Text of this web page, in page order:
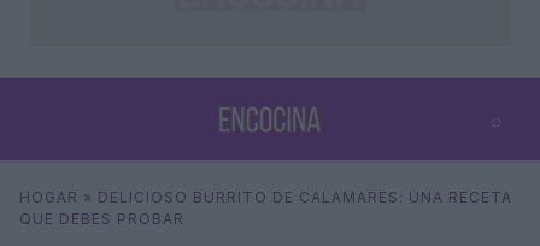
⌕
Buscar ⌕ ×
HOGAR » DELICIOSO BURRITO DE CALAMARES: UNA RECETA
QUE DEBES PROBAR